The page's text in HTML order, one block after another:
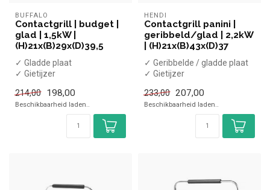
BUFFALO
Contactgrill | budget |
glad | 1,5kW |
(H)21x(B)29x(D)39,5
✓ Gladde plaat
✓ Gietijzer
✓ 2,2 kW
214,00 198,00
Beschikbaarheid laden..
HENDI
Contactgrill panini |
geribbeld/glad | 2,2kW
| (H)21x(B)43x(D)37
✓ Geribbelde / gladde plaat
✓ Gietijzer
✓ 2,2 kW
233,00 207,00
Beschikbaarheid laden..